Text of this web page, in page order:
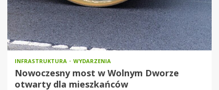
INFRASTRUKTURA WYDARZENIA
Nowoczesny most w Wolnym Dworze
otwarty dla mieszkańców